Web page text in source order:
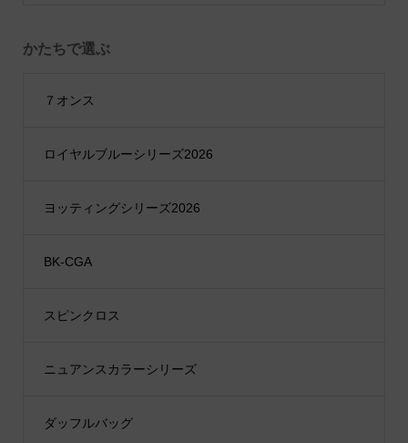
かたちで選ぶ
７オンス
ロイヤルブルーシリーズ2026
ヨッティングシリーズ2026
BK-CGA
スピンクロス
ニュアンスカラーシリーズ
ダッフルバッグ